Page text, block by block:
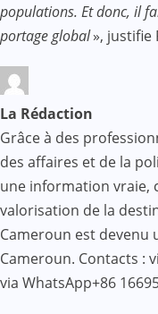
populations. Et donc, il
portage global», justifie
La Rédaction
Grâce à des
des affaires et de la
une information vraie,
valorisation de la
Cameroun est devenu
Cameroun. Contacts :
via WhatsApp+86